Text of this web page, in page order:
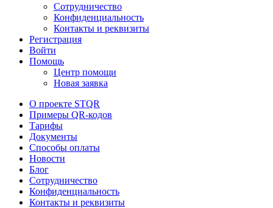
Сотрудничество
Конфиденциальность
Контакты и реквизиты
Регистрация
Войти
Помощь
Центр помощи
Новая заявка
О проекте STQR
Примеры QR-кодов
Тарифы
Документы
Способы оплаты
Новости
Блог
Сотрудничество
Конфиденциальность
Контакты и реквизиты